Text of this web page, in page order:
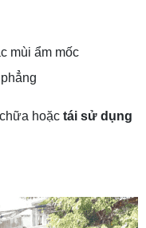
mùi ẩm mốc
hoặc tái sử dụng